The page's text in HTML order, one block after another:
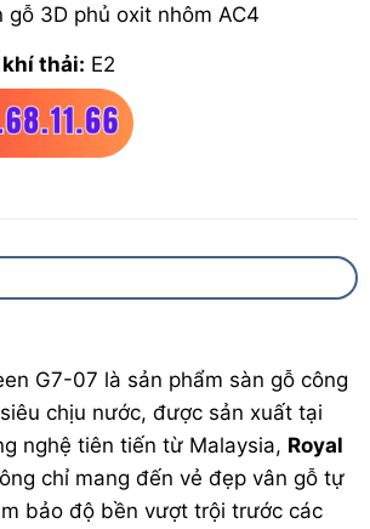
gỗ 3D phủ oxit nhôm AC4
thải: E2
Locking System
gói:12pcs/2,1390m2
Nam công nghệ Malaysia
G7-07 là sản phẩm sàn gỗ công
chịu nước, được sản xuất tại
nghệ tiên tiến từ Malaysia, Royal
chỉ mang đến vẻ đẹp vân gỗ tự
bảo độ bền vượt trội trước các